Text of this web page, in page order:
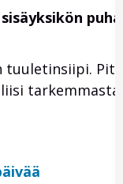
tarkemmasta